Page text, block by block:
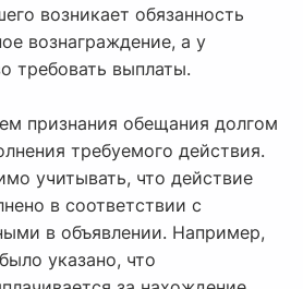
возникает обязанность
вознаграждение, а у
требовать выплаты.
признания обещания долгом
требуемого действия.
учитывать, что действие
в соответствии с
в объявлении. Например,
указано, что